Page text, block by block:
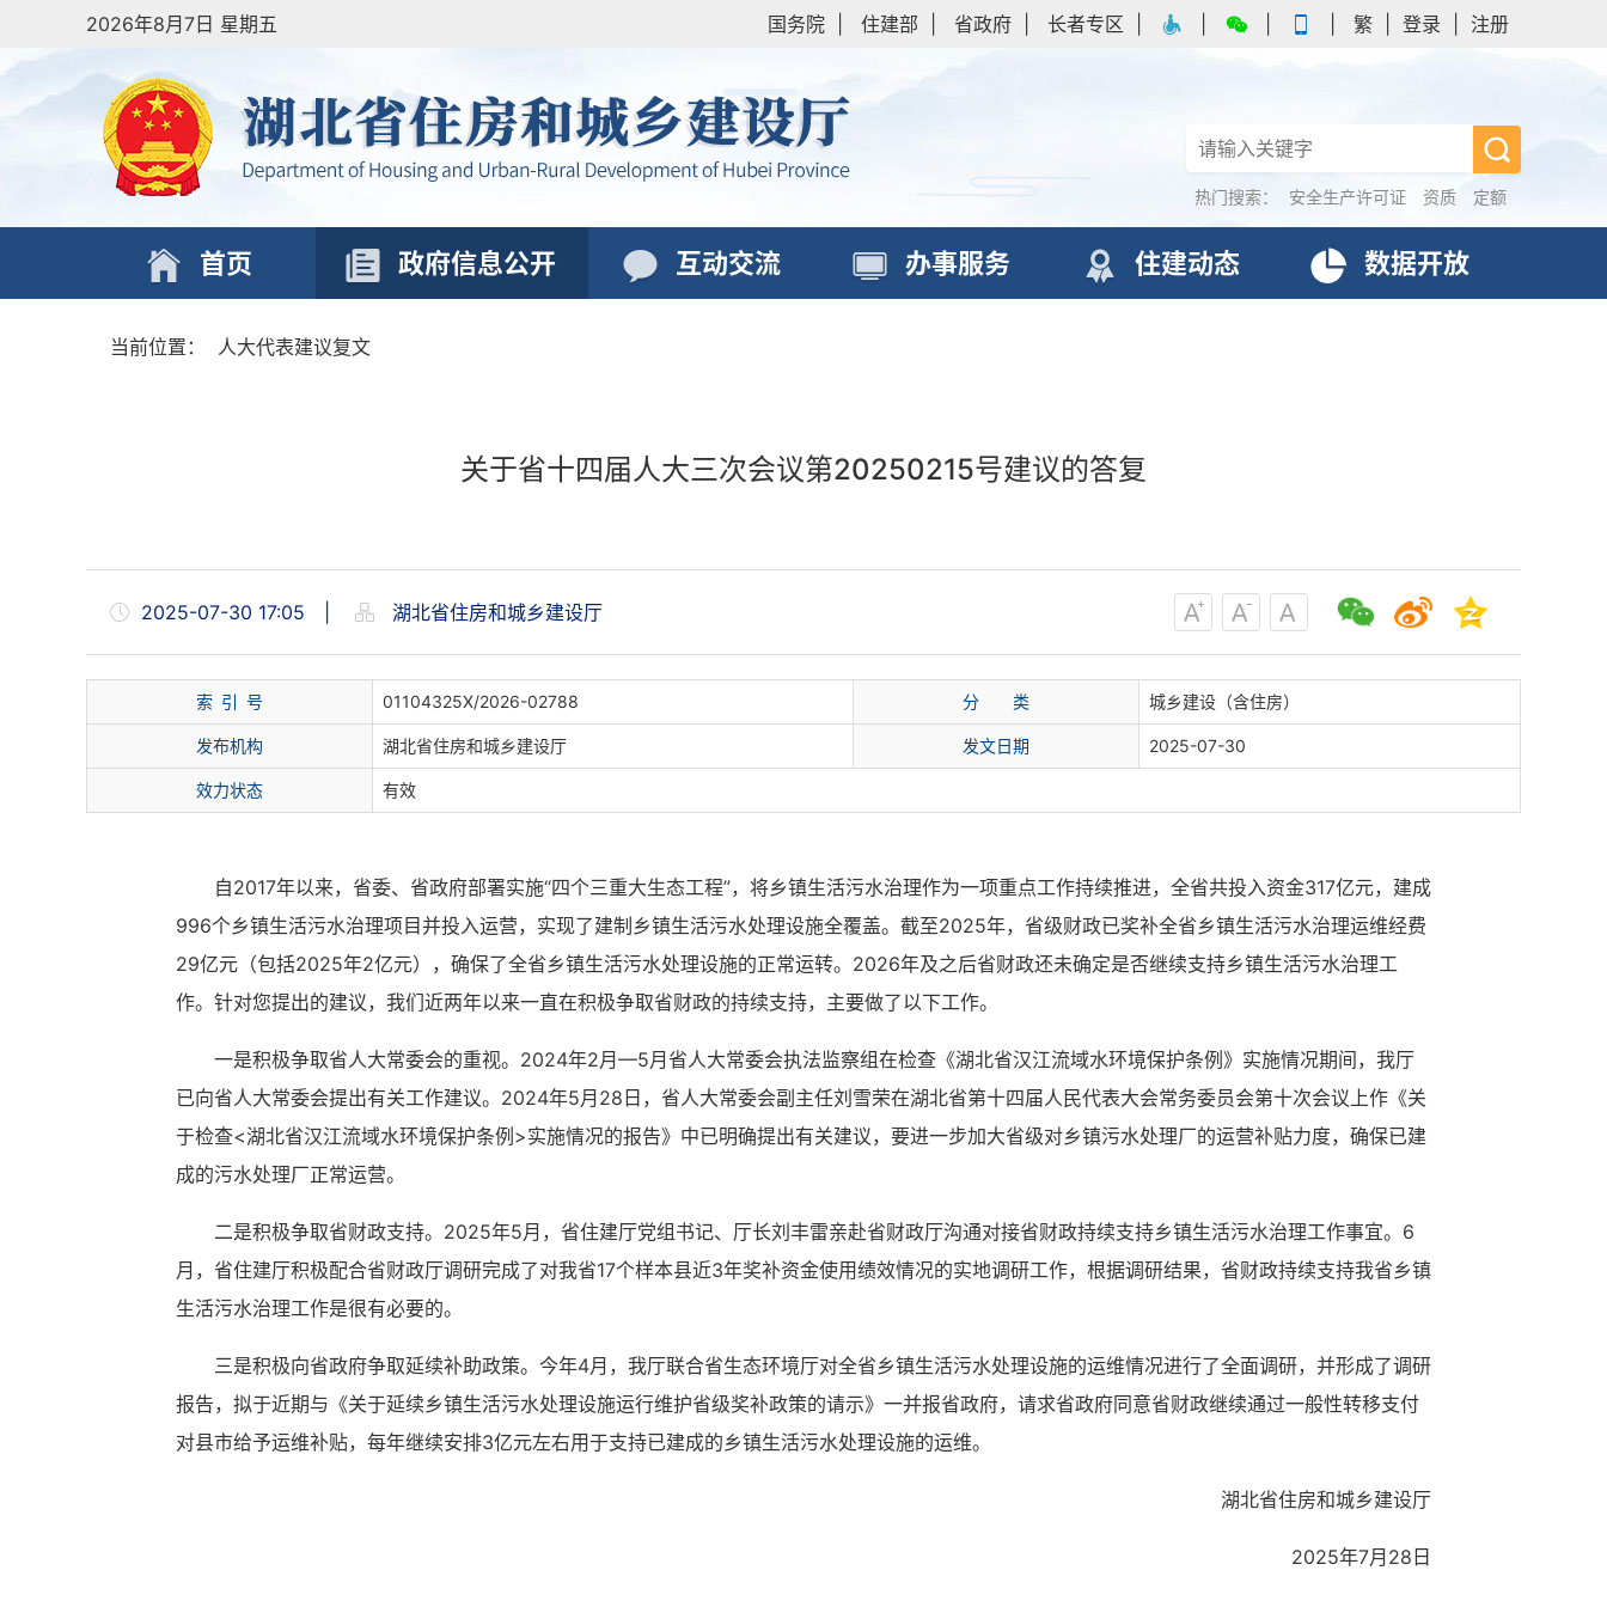
2026年8月7日 星期五 国务院 住建部 省政府 长者专区 繁 登录 注册
热门搜索： 安全生产许可证 资质 定额
首页 政府信息公开 互动交流 办事服务 住建动态 数据开放
当前位置： 人大代表建议复文
关于省十四届人大三次会议第20250215号建议的答复
2025-07-30 17:05 湖北省住房和城乡建设厅
索 引 号 01104325X/2026-02788 分 类 城乡建设（含住房）
发布机构 湖北省住房和城乡建设厅 发文日期 2025-07-30
效力状态 有效
自2017年以来，省委、省政府部署实施“四个三重大生态工程”，将乡镇生活污水治理作为一项重点工作持续推进，全省共投入资金317亿元，建成
996个乡镇生活污水治理项目并投入运营，实现了建制乡镇生活污水处理设施全覆盖。截至2025年，省级财政已奖补全省乡镇生活污水治理运维经费
29亿元（包括2025年2亿元），确保了全省乡镇生活污水处理设施的正常运转。2026年及之后省财政还未确定是否继续支持乡镇生活污水治理工
作。针对您提出的建议，我们近两年以来一直在积极争取省财政的持续支持，主要做了以下工作。
一是积极争取省人大常委会的重视。2024年2月—5月省人大常委会执法监察组在检查《湖北省汉江流域水环境保护条例》实施情况期间，我厅
已向省人大常委会提出有关工作建议。2024年5月28日，省人大常委会副主任刘雪荣在湖北省第十四届人民代表大会常务委员会第十次会议上作《关
于检查<湖北省汉江流域水环境保护条例>实施情况的报告》中已明确提出有关建议，要进一步加大省级对乡镇污水处理厂的运营补贴力度，确保已建
成的污水处理厂正常运营。
二是积极争取省财政支持。2025年5月，省住建厅党组书记、厅长刘丰雷亲赴省财政厅沟通对接省财政持续支持乡镇生活污水治理工作事宜。6
月，省住建厅积极配合省财政厅调研完成了对我省17个样本县近3年奖补资金使用绩效情况的实地调研工作，根据调研结果，省财政持续支持我省乡镇
生活污水治理工作是很有必要的。
三是积极向省政府争取延续补助政策。今年4月，我厅联合省生态环境厅对全省乡镇生活污水处理设施的运维情况进行了全面调研，并形成了调研
报告，拟于近期与《关于延续乡镇生活污水处理设施运行维护省级奖补政策的请示》一并报省政府，请求省政府同意省财政继续通过一般性转移支付
对县市给予运维补贴，每年继续安排3亿元左右用于支持已建成的乡镇生活污水处理设施的运维。
湖北省住房和城乡建设厅
2025年7月28日